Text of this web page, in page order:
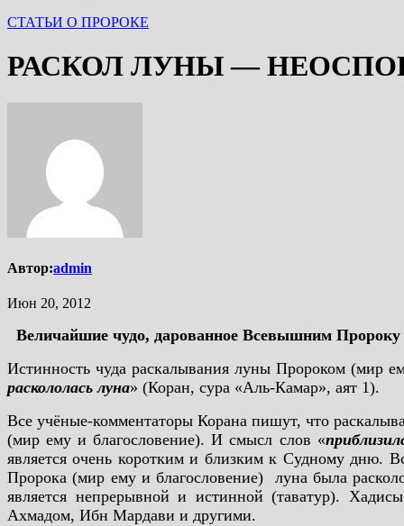
СТАТЬИ О ПРОРОКЕ
РАСКОЛ ЛУНЫ —
Автор:admin
Июн 20, 2012
Величайшие чудо, дарованное Всевышним
Истинность чуда раскалывания луны Пророком (мир
раскололась луна» (Коран, сура «Аль-Камар», аят 1).
Все учёные-комментаторы Корана пишут, что
(мир ему и благословение). И смысл слов «
является очень коротким и близким к Судному дню.
Пророка (мир ему и благословение) луна была
является непрерывной и истинной (таватур).
Ахмадом, Ибн Мардави и другими.